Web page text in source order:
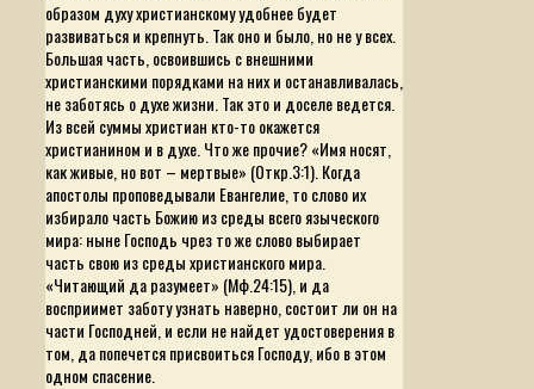
образом духу христианскому удобнее будет
развиваться и крепнуть. Так оно и было, но не у всех.
Большая часть, освоившись с внешними
христианскими порядками на них и останавливалась,
не заботясь о духе жизни. Так это и доселе ведется.
Из всей суммы христиан кто-то окажется
христианином и в духе. Что же прочие? «Имя носят,
как живые, но вот – мертвые» (Откр.3:1). Когда
апостолы проповедывали Евангелие, то слово их
избирало часть Божию из среды всего языческого
мира: ныне Господь чрез то же слово выбирает
часть свою из среды христианского мира.
«Читающий да разумеет» (Мф.24:15), и да
восприимет заботу узнать наверно, состоит ли он на
части Господней, и если не найдет удостоверения в
том, да попечется присвоиться Господу, ибо в этом
одном спасение.